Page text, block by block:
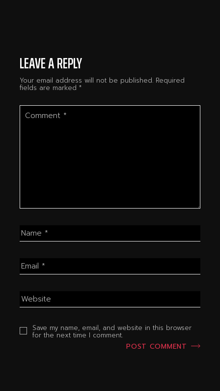
LEAVE A REPLY
Your email address will not be published. Required
fields are marked*
Save my name, email, and website in this browser
for the next time I comment.
POST COMMENT